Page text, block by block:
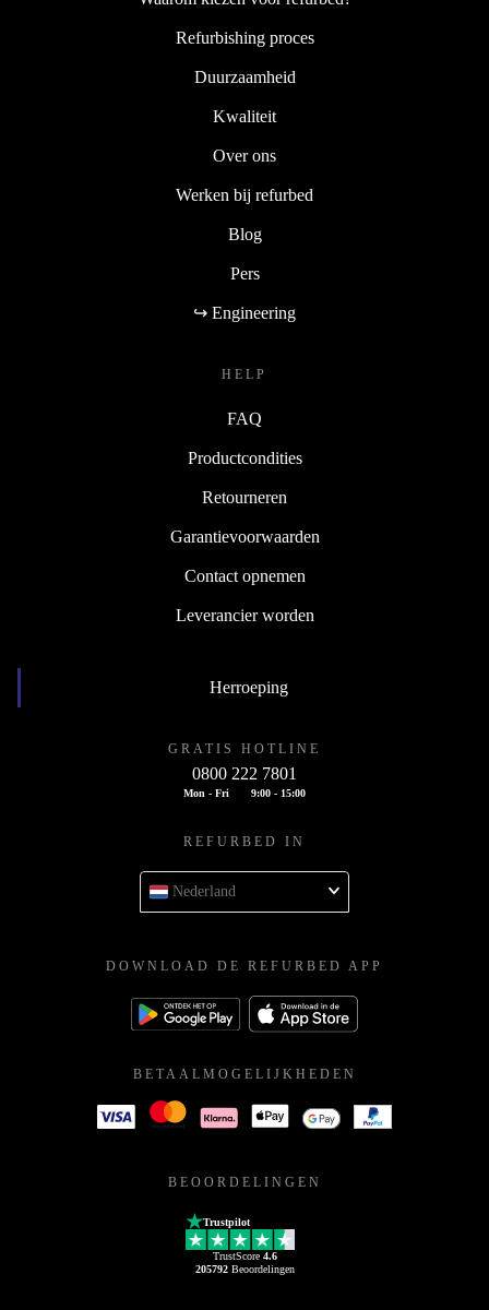
Refurbishing proces
Duurzaamheid
Kwaliteit
Over ons
Werken bij refurbed
Blog
Pers
↪ Engineering
HELP
FAQ
Productcondities
Retourneren
Garantievoorwaarden
Contact opnemen
Leverancier worden
Herroeping
GRATIS HOTLINE
0800 222 7801
Mon - Fri 9:00 - 15:00
REFURBED IN
Nederland
DOWNLOAD DE REFURBED APP
BETAALMOGELIJKHEDEN
BEOORDELINGEN
Trustpilot
TrustScore 4.6
205792Beoordelingen